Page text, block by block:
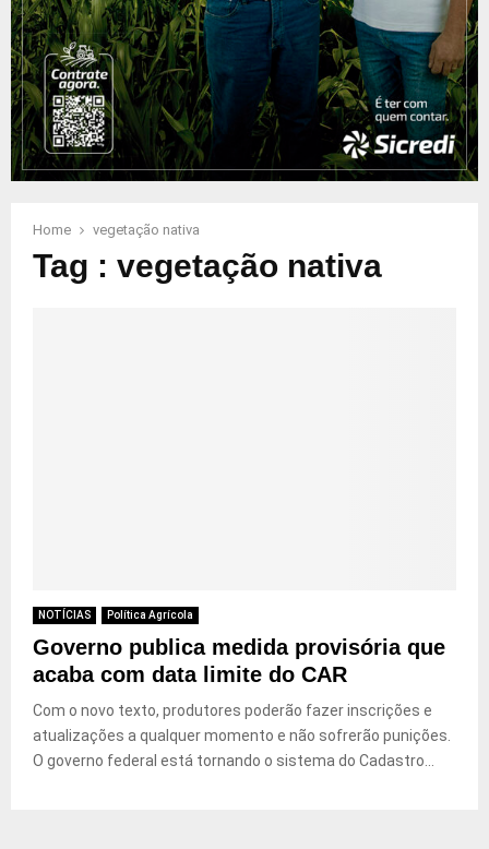
Home vegetação nativa
Tag : vegetação nativa
NOTÍCIAS Política Agrícola
Governo publica medida provisória que
acaba com data limite do CAR
Com o novo texto, produtores poderão fazer inscrições e
atualizações a qualquer momento e não sofrerão punições.
O governo federal está tornando o sistema do Cadastro...